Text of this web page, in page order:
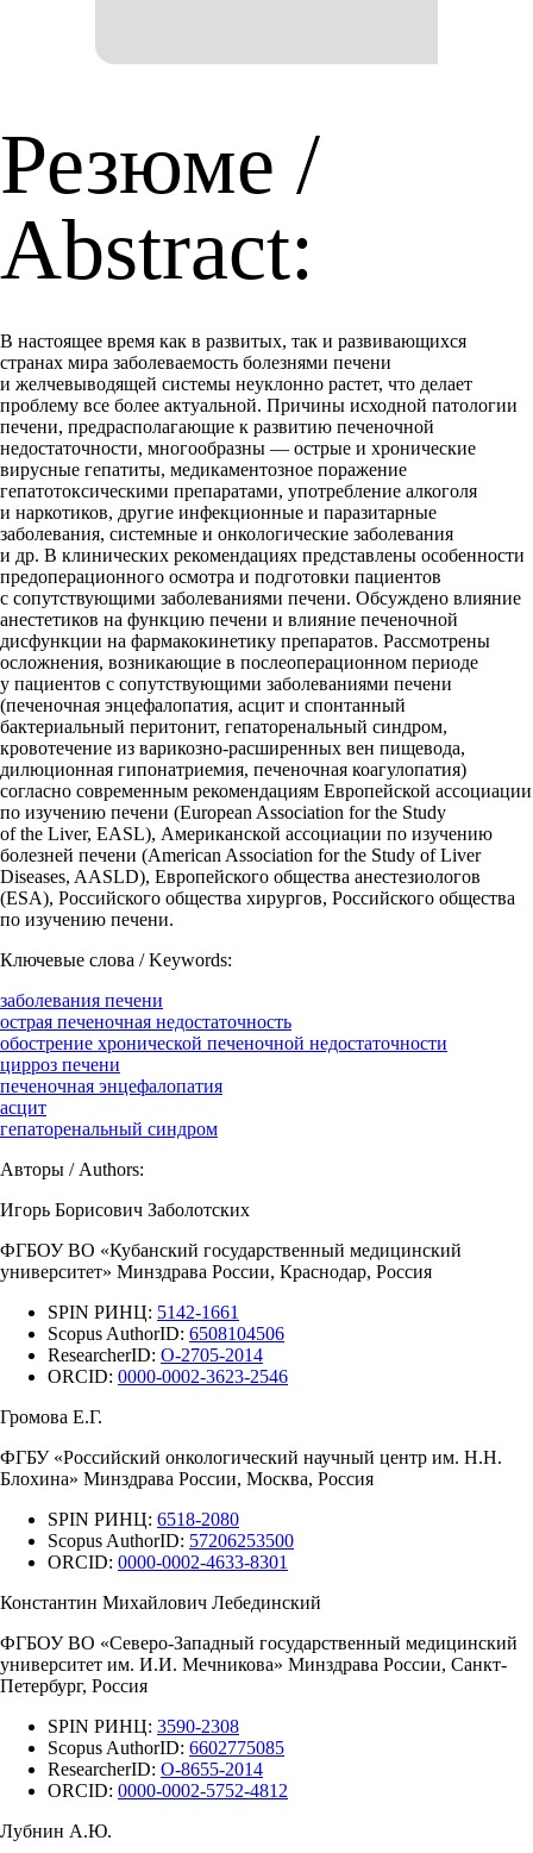
Резюме /
Abstract:
В настоящее время как в развитых, так и развивающихся
странах мира заболеваемость болезнями печени
и желчевыводящей системы неуклонно растет, что делает
проблему все более актуальной. Причины исходной патологии
печени, предрасполагающие к развитию печеночной
недостаточности, многообразны — острые и хронические
вирусные гепатиты, медикаментозное поражение
гепатотоксическими препаратами, употребление алкоголя
и наркотиков, другие инфекционные и паразитарные
заболевания, системные и онкологические заболевания
и др. В клинических рекомендациях представлены особенности
предоперационного осмотра и подготовки пациентов
с сопутствующими заболеваниями печени. Обсуждено влияние
анестетиков на функцию печени и влияние печеночной
дисфункции на фармакокинетику препаратов. Рассмотрены
осложнения, возникающие в послеоперационном периоде
у пациентов с сопутствующими заболеваниями печени
(печеночная энцефалопатия, асцит и спонтанный
бактериальный перитонит, гепаторенальный синдром,
кровотечение из варикозно-расширенных вен пищевода,
дилюционная гипонатриемия, печеночная коагулопатия)
согласно современным рекомендациям Европейской ассоциации
по изучению печени (European Association for the Study
of the Liver, EASL), Американской ассоциации по изучению
болезней печени (American Association for the Study of Liver
Diseases, AASLD), Европейского общества анестезиологов
(ESA), Российского общества хирургов, Российского общества
по изучению печени.
Ключевые слова / Keywords:
заболевания печени
острая печеночная недостаточность
обострение хронической печеночной недостаточности
цирроз печени
печеночная энцефалопатия
асцит
гепаторенальный синдром
Авторы / Authors:
Игорь Борисович Заболотских
ФГБОУ ВО «Кубанский государственный медицинский
университет» Минздрава России, Краснодар, Россия
SPIN РИНЦ: 5142-1661
Scopus AuthorID: 6508104506
ResearcherID: O-2705-2014
ORCID: 0000-0002-3623-2546
Громова Е.Г.
ФГБУ «Российский онкологический научный центр им. Н.Н.
Блохина» Минздрава России, Москва, Россия
SPIN РИНЦ: 6518-2080
Scopus AuthorID: 57206253500
ORCID: 0000-0002-4633-8301
Константин Михайлович Лебединский
ФГБОУ ВО «Северо-Западный государственный медицинский
университет им. И.И. Мечникова» Минздрава России, Санкт-
Петербург, Россия
SPIN РИНЦ: 3590-2308
Scopus AuthorID: 6602775085
ResearcherID: O-8655-2014
ORCID: 0000-0002-5752-4812
Лубнин А.Ю.